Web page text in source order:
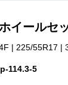
イールセ
| 225/55R17 |
114.3-5